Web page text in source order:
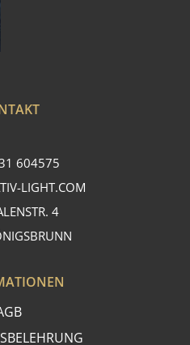
604575
LIGHT.COM
4